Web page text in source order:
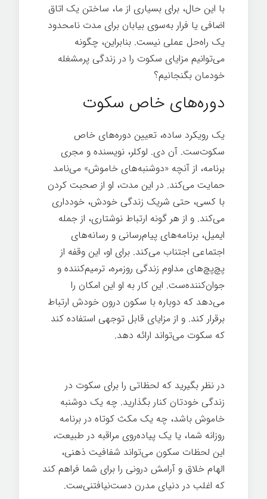
با این حال، برای بسیاری از ما، ساختن یک اتاق
اضافی یا فرار به‌سوی بیابان برای مدت نامحدود
یک راه‌حل عملی نیست. بنابراین، چگونه
می‌توانیم مزایای سکوت را در زندگی پرمشغله
خودمان بگنجانیم؟
دوره‌های خاص سکوت
یک رویکرد ساده، تعیین دوره‌های خاص
سکوت‌ست. آن دی. لوکلر، نویسنده و مجری
برنامه، از آنچه «دوشنبه‌های خاموش» می‌نامد
حمایت می‌کند. در این مدت، او از صحبت کردن
با کسی، حتی شریک زندگی خودش، خودداری
می‌کند. و از هر گونه ارتباط نوشتاری، از جمله
ایمیل، برنامه‌های پیام‌رسانی و رسانه‌های
اجتماعی اجتناب می‌کند. برای او، این وقفه از
پچ‌پچ‌های مداوم زندگی روزمره، ترمیم‌کننده و
جوان‌کننده‌ست. این کار به او این امکان را
می‌دهد که دوباره با سکون درون خودش ارتباط
برقرار کند. و از مزایای قابل توجهی استفاده کند
که سکوت می‌تواند ارائه دهد.
در نظر بگیرید که لحظاتی را برای سکوت در
زندگی خودتان کنار بگذارید. چه یک دوشنبه
خاموش باشد، چه یک مکث کوتاه در برنامه
روزانه شما، یا یک پیاده‌روی مراقبه در طبیعت،
این لحظات سکون می‌تواند شفافیت ذهنی،
الهام خلاق و آرامش درونی را برای شما فراهم کند
که اغلب در دنیای مدرن دست‌نیافتنی‌ست.